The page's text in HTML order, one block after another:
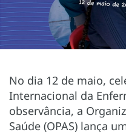
No dia 12 de maio,
Internacional da
observância, a
Saúde (OPAS) lança